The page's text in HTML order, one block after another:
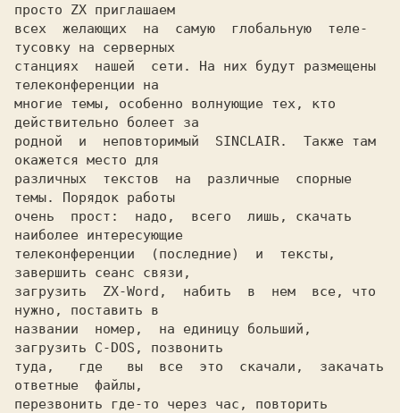
просто ZX приглашаем
всех  желающих  на  самую  глобальную  теле-
тусовку на серверных
станциях  нашей  сети. На них будут размещены
телеконференции на
многие темы, особенно волнующие тех, кто
действительно болеет за
родной  и  неповторимый  SINCLAIR.  Также там
окажется место для
различных  текстов  на  различные  спорные
темы. Порядок работы
очень  прост:  надо,  всего  лишь, скачать
наиболее интересующие
телеконференции  (последние)  и  тексты,
завершить сеанс связи,
загрузить  ZX-Word,  набить  в  нем  все, что
нужно, поставить в
названии  номер,  на единицу больший,
загрузить C-DOS, позвонить
туда,   где   вы  все  это  скачали,  закачать
ответные  файлы,
перезвонить где-то через час, повторить